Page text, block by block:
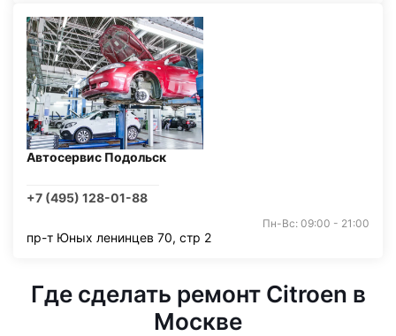
Автосервис Подольск
+7 (495) 128-01-88
Пн-Вс: 09:00 - 21:00
пр-т Юных ленинцев 70, стр 2
Где сделать ремонт Citroen в
Москве